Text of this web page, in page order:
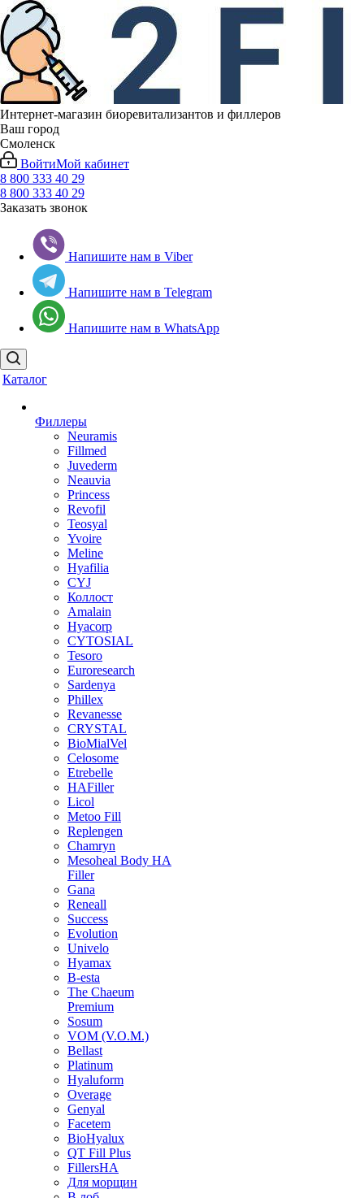
Интернет-магазин биоревитализантов и филлеров
Ваш город
Смоленск
ВойтиМой кабинет
8 800 333 40 29
8 800 333 40 29
Заказать звонок
Напишите нам в Viber
Напишите нам в Telegram
Напишите нам в WhatsApp
Каталог
Филлеры
Neuramis
Fillmed
Juvederm
Neauvia
Princess
Revofil
Teosyal
Yvoire
Meline
Hyafilia
CYJ
Коллост
Amalain
Hyacorp
CYTOSIAL
Tesoro
Euroresearch
Sardenya
Phillex
Revanesse
CRYSTAL
BioMialVel
Celosome
Etrebelle
HAFiller
Licol
Metoo Fill
Replengen
Chamryn
Mesoheal Body HA
Filler
Gana
Reneall
Success
Evolution
Univelo
Hyamax
B-esta
The Chaeum
Premium
Sosum
VOM (V.O.M.)
Bellast
Platinum
Hyaluform
Overage
Genyal
Facetem
BioHyalux
QT Fill Plus
FillersHA
Для морщин